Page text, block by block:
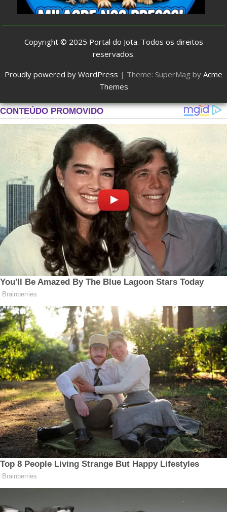
Copyright © 2025 Portal do Jota. Todos os direitos
reservados.
Proudly powered by WordPress | Theme: SuperMag by Acme
Themes